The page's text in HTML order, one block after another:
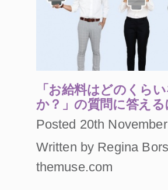
「お給料はどのくら
か？」の質問に答え
Posted 20th
Written by Regina
themuse.com